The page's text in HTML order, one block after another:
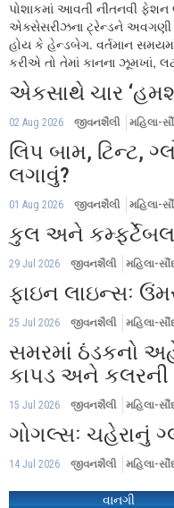
પોશાકમાં આવતી નીતનવી
એક્સેસરીઝના ટ્રેન્ડને અવગણી
હોય કે હેન્ડબેગ. વર્તમાન
કરીએ તો તેમાં કાનના ઝૂમખાં,
એકસાથે ચાર
02 Aug 2026 જીવનશૈલી મહિલા-
લિપ બામ, ટિન્ટ,
લગાવું?
01 Aug 2026 જીવનશૈલી મહિલા-
કુલ અને કમ્ફર્ટેબલ
29 Jul 2026 જીવનશૈલી મહિલા-
ફાઇન લાઇન્સઃ
25 Jul 2026 જીવનશૈલી મહિલા-
સમરમાં ઠંડકનો
કાપડ અને કલરની
15 Jul 2026 જીવનશૈલી મહિલા-
ગોગલ્સઃ ચહેરાનું
14 Jul 2026 જીવનશૈલી મહિલા-
વાનગી